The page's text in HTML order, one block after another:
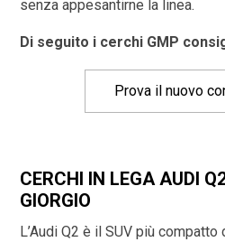
senza appesantirne la linea.
Di seguito i cerchi GMP
Prova il nuovo
CERCHI IN LEGA AUDI
GIORGIO
L’Audi Q2 è il SUV più